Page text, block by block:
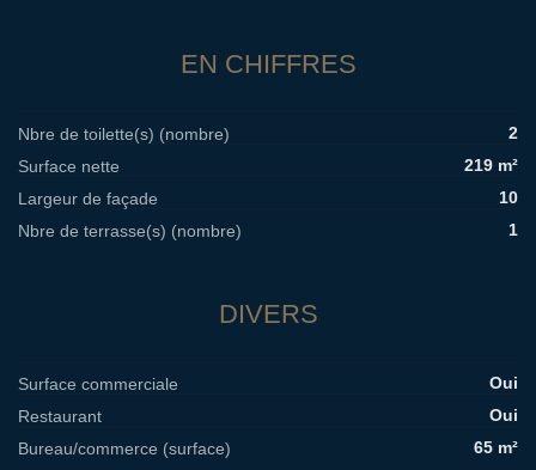
EN CHIFFRES
Nbre de toilette(s) (nombre)
2
Surface nette
219 m²
Largeur de façade
10
Nbre de terrasse(s) (nombre)
1
DIVERS
Surface commerciale
Oui
Restaurant
Oui
Bureau/commerce (surface)
65 m²